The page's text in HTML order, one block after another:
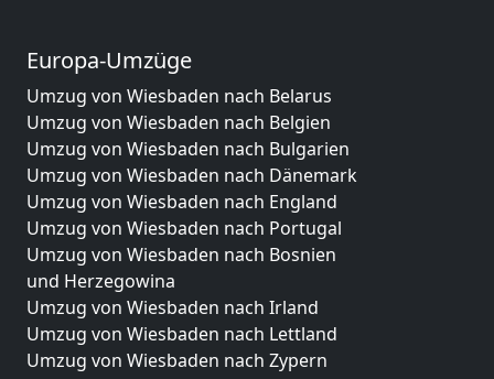
Europa-Umzüge
Umzug von Wiesbaden nach Belarus
Umzug von Wiesbaden nach Belgien
Umzug von Wiesbaden nach Bulgarien
Umzug von Wiesbaden nach Dänemark
Umzug von Wiesbaden nach England
Umzug von Wiesbaden nach Portugal
Umzug von Wiesbaden nach Bosnien
und Herzegowina
Umzug von Wiesbaden nach Irland
Umzug von Wiesbaden nach Lettland
Umzug von Wiesbaden nach Zypern